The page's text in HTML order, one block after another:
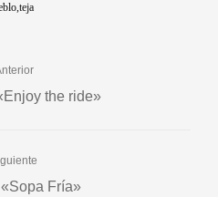
teja
the ride»
Fría»